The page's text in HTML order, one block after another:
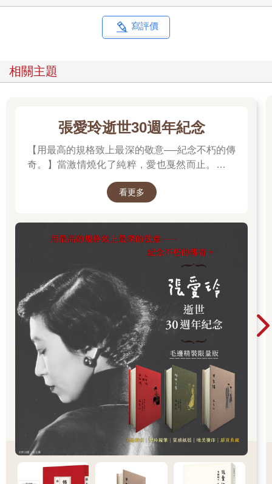
我沒上學是因為我從小到大動了很多次手術。打從出生起，一共
動了二十七次，其中比較大型的手術是在四歲以前進行的，所以
我沒有印象。在那之後，我平均每年要動二到三次手術（有些大
經過一番考量，爸媽決定不送我去學校。
精靈和美人魚，可是男生喜歡的東西她就沒畫得那麼好了。有一
久沒看她畫畫了，我想是因為照顧我和維亞讓她忙到沒時間畫。
如果說，我一直想去上學，那並不完全是實話。我是想去學校沒
錯，但是我想要的是能像其他小朋友一樣，有很多朋友，下課後
是薩奇瑞和亞歷斯。我們還是嬰兒的時候就認識了。因為他們認
識我的時候，我就是長這樣，所以他們早就習慣我
的外表。小時候，我們一天到晚膩在一起玩。後來克里斯多福搬
去康乃狄克州的橋港，而我住在北河高地，位於曼哈頓北端，距
離他家超過一小時車程。後來薩奇瑞和亞歷斯也上學了。有趣的
是，雖然克里斯多福搬得最遠，但比起薩奇瑞和亞歷斯，我們還
比較常見面。現在他們都有新朋友了，不過，要是在路上碰到，
他們還是對我不錯，會跟我打招呼。
我也有其他朋友，不過沒像克里斯多福、薩奇瑞、亞歷斯那麼要
好。比方說，小時候，薩奇瑞和亞歷斯會邀我參加他們的生日派
對，但喬伊、伊蒙、蓋比就從來不會。艾瑪邀過我一次，不過我
好久沒看到她了。克里斯多福的生日派對，我當然都有去。或許
我太過在意生日派對了吧。
我喜歡聽媽說我出生時的故事，因為我聽了總是能大笑不已。不
是聽笑話的那種好笑，但每次只要媽一講，我和維亞就笑個不
停。
我在媽肚子裡時，沒人想過我會生成這個樣子。由於比我大四歲
的維亞出生時，就跟「去公園散步」一樣順利（根據媽媽自己的
寫評價
相關主題
張愛玲逝世30週年紀念
【用最高的規格致上最深的敬意──紀念不朽的傳
奇。】當激情燒化了純粹，愛也戛然而止。透視
看更多